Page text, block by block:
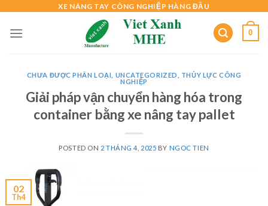
content
XE NÂNG TAY CÔNG NGHIỆP HÀNG ĐẦU
0
CHƯA ĐƯỢC PHÂN LOẠI UNCATEGORIZED
THỦY LỰC CÔNG
NGHIỆP
Giải pháp vận chuyển hàng hóa trong
container bằng xe nâng tay pallet
POSTED ON 2 THÁNG 4, 2025 BY NGOC TIEN
02
Th4